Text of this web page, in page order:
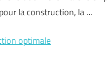
la construction, la …
optimale